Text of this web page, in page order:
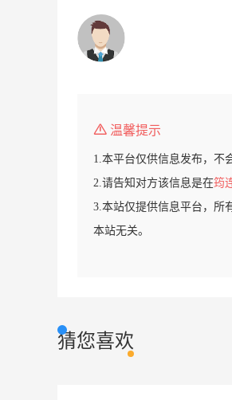
温馨提示
1.本平台仅供信息发布，不
2.请告知对方该信息是在筠
3.本站仅提供信息平台，所
本站无关。
猜您喜欢